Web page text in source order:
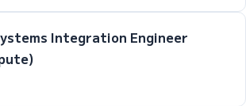
Integration Engineer